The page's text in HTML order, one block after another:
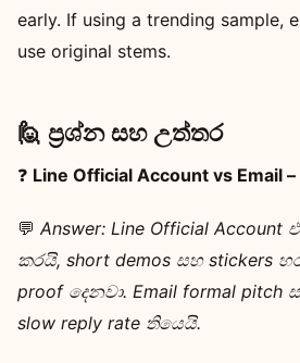
early. If using a trending sample,
use original stems.
🙋 ප්‍රශ්න සහ උත්තර
❓ Line Official Account vs Email
💬 Answer: Line Official Account
කරයි, short demos සහ stickers
proof දෙනවා. Email formal
slow reply rate තියෙයි.